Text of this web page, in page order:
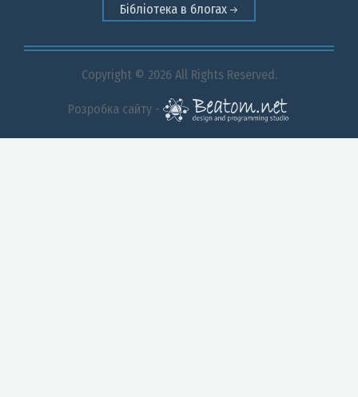
Бібліотека в блогах
Copyright © 2026 All Rights Reserved.
Розробка сайту -